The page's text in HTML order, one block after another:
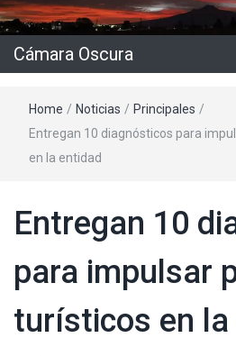
Cámara Oscura
Home / Noticias / Principales /
Entregan 10 diagnósticos para
en la entidad
Entregan 10
para impulsar
turísticos en la